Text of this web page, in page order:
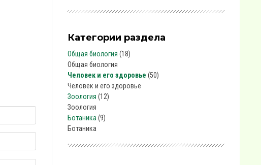
Категории раздела
Общая биология (18)
Общая биология
Человек и его здоровье (50)
Человек и его здоровье
Зоология (12)
Зоология
Ботаника (9)
Ботаника